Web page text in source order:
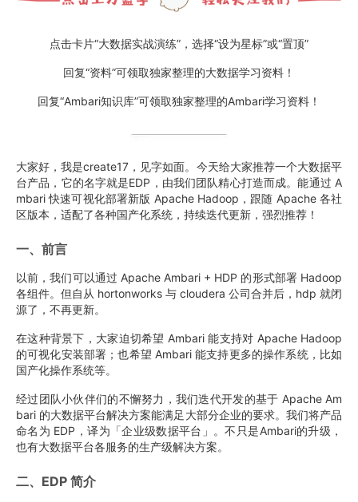
点击卡片“大数据实战演练”，选择“设为星标”或“置顶”
回复“资料”可领取独家整理的大数据学习资料！
回复“Ambari知识库”可领取独家整理的Ambari学习资料！
大家好，我是create17，见字如面。今天给大家推荐一个大数据平
台产品，它的名字就是EDP，由我们团队精心打造而成。能通过 A
mbari 快速可视化部署新版 Apache Hadoop，跟随 Apache 各社
区版本，适配了各种国产化系统，持续迭代更新，强烈推荐！
一、前言
以前，我们可以通过 Apache Ambari + HDP 的形式部署 Hadoop
各组件。但自从 hortonworks 与 cloudera 公司合并后，hdp 就闭
源了，不再更新。
在这种背景下，大家迫切希望 Ambari 能支持对 Apache Hadoop
的可视化安装部署；也希望 Ambari 能支持更多的操作系统，比如
国产化操作系统等。
经过团队小伙伴们的不懈努力，我们迭代开发的基于 Apache Am
bari 的大数据平台解决方案能满足大部分企业的要求。我们将产品
命名为 EDP，译为「企业级数据平台」。不只是Ambari的升级，
也有大数据平台各服务的生产级解决方案。
二、EDP 简介